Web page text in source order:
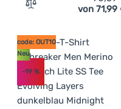
Zum Vergleichvon 71,99
code: OUT10
Neu
-19 %